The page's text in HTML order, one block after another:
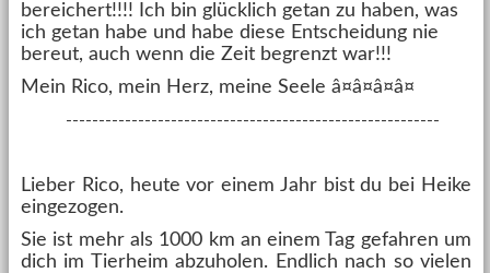
bereichert!!!! Ich bin glücklich getan zu haben, was
ich getan habe und habe diese Entscheidung nie
bereut, auch wenn die Zeit begrenzt war!!!
Mein Rico, mein Herz, meine Seele â¤â¤â¤â¤
---------------------------------------------------------
Lieber Rico, heute vor einem Jahr bist du bei Heike
eingezogen.
Sie ist mehr als 1000 km an einem Tag gefahren um
dich im Tierheim abzuholen. Endlich nach so vielen